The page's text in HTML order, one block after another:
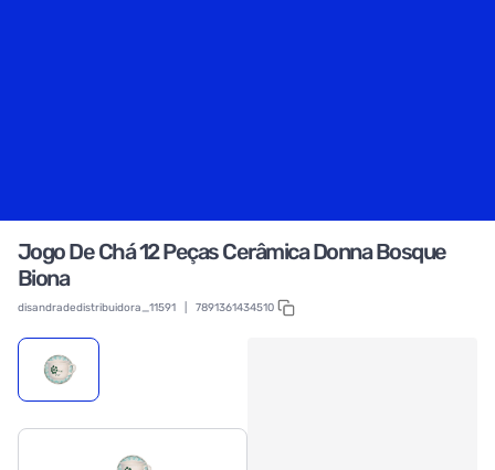
Jogo De Chá 12 Peças Cerâmica Donna Bosque
Biona
disandradedistribuidora_11591 7891361434510